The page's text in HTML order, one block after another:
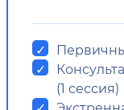
(1 сессия)